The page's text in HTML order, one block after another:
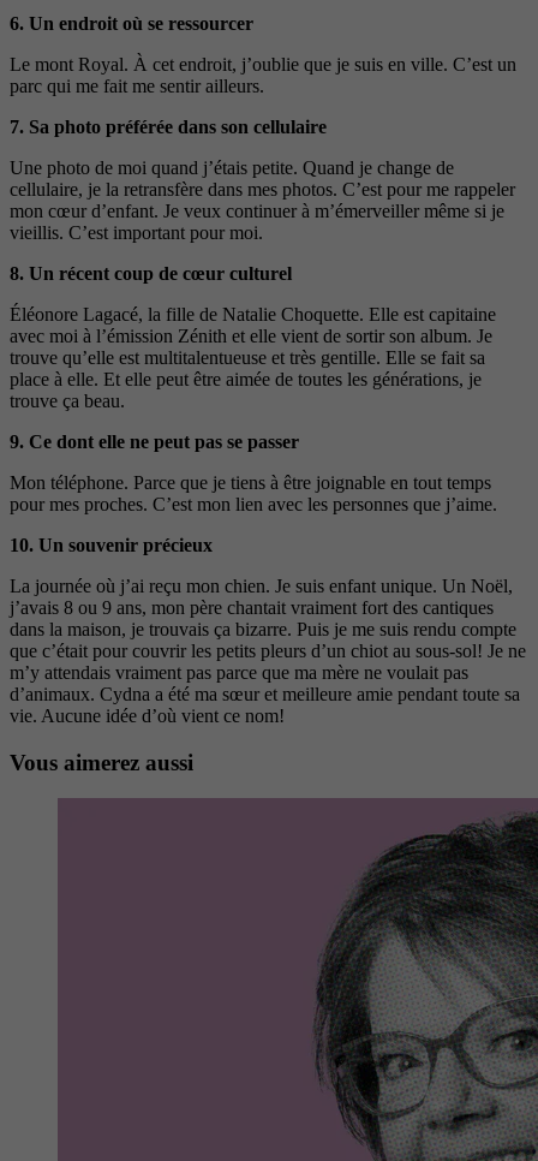
6. Un endroit où se ressourcer
Le mont Royal. À cet endroit, j’oublie que je suis en ville. C’est un
parc qui me fait me sentir ailleurs.
7. Sa photo préférée dans son cellulaire
Une photo de moi quand j’étais petite. Quand je change de
cellulaire, je la retransfère dans mes photos. C’est pour me rappeler
mon cœur d’enfant. Je veux continuer à m’émerveiller même si je
vieillis. C’est important pour moi.
8. Un récent coup de cœur culturel
Éléonore Lagacé, la fille de Natalie Choquette. Elle est capitaine
avec moi à l’émission Zénith et elle vient de sortir son album. Je
trouve qu’elle est multitalentueuse et très gentille. Elle se fait sa
place à elle. Et elle peut être aimée de toutes les générations, je
trouve ça beau.
9. Ce dont elle ne peut pas se passer
Mon téléphone. Parce que je tiens à être joignable en tout temps
pour mes proches. C’est mon lien avec les personnes que j’aime.
10. Un souvenir précieux
La journée où j’ai reçu mon chien. Je suis enfant unique. Un Noël,
j’avais 8 ou 9 ans, mon père chantait vraiment fort des cantiques
dans la maison, je trouvais ça bizarre. Puis je me suis rendu compte
que c’était pour couvrir les petits pleurs d’un chiot au sous-sol! Je ne
m’y attendais vraiment pas parce que ma mère ne voulait pas
d’animaux. Cydna a été ma sœur et meilleure amie pendant toute sa
vie. Aucune idée d’où vient ce nom!
Vous aimerez aussi